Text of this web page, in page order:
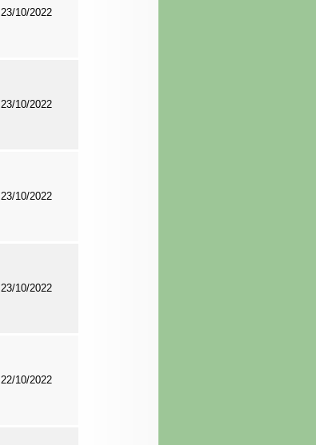
23/10/2022
23/10/2022
23/10/2022
23/10/2022
22/10/2022